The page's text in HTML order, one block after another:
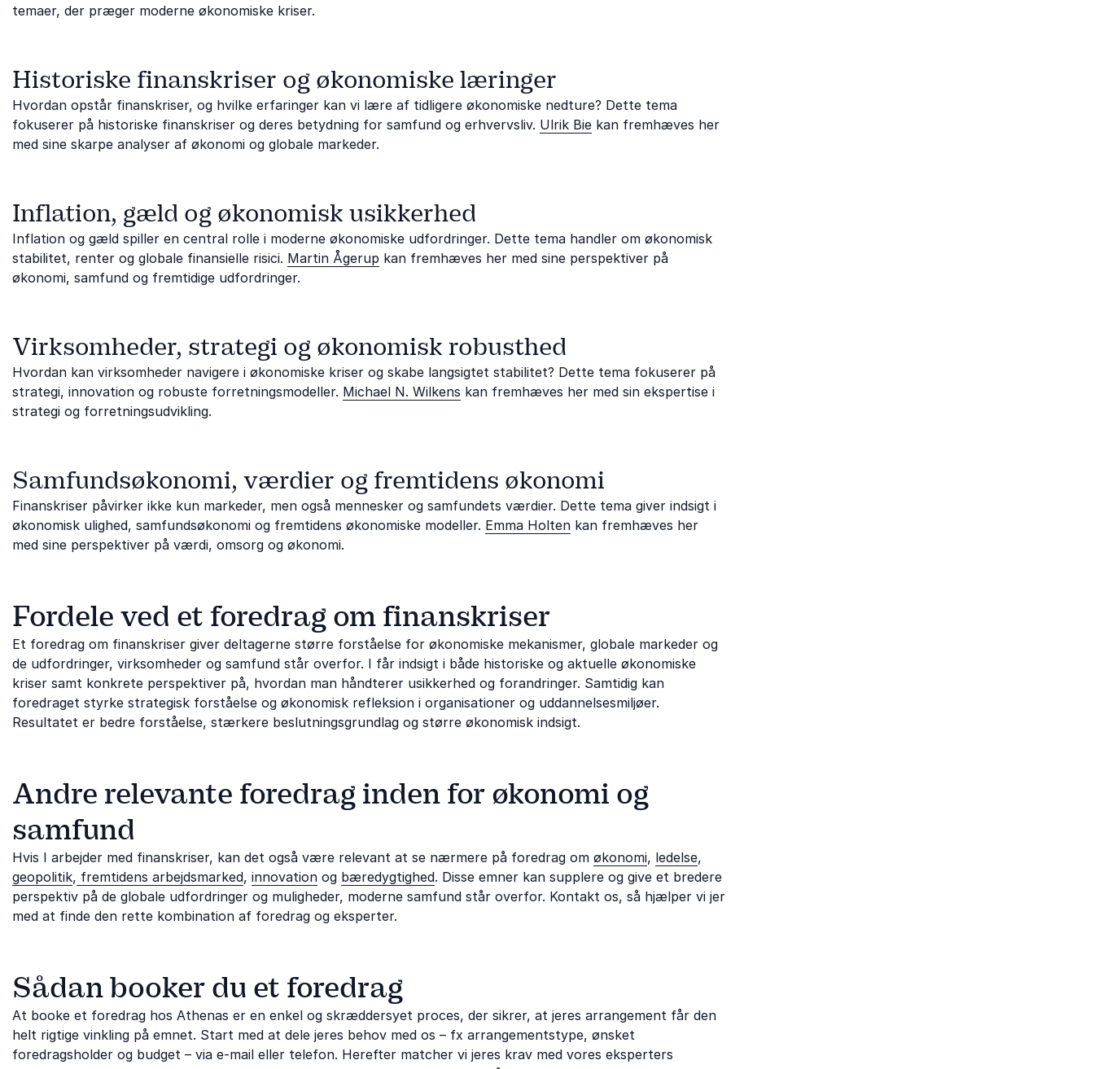
temaer, der præger moderne økonomiske kriser.
Historiske finanskriser og økonomiske læringer
Hvordan opstår finanskriser, og hvilke erfaringer kan vi lære af tidligere økonomiske nedture? Dette tema
fokuserer på historiske finanskriser og deres betydning for samfund og erhvervsliv. Ulrik Bie kan fremhæves her
med sine skarpe analyser af økonomi og globale markeder.
Inflation, gæld og økonomisk usikkerhed
Inflation og gæld spiller en central rolle i moderne økonomiske udfordringer. Dette tema handler om økonomisk
stabilitet, renter og globale finansielle risici. Martin Ågerup kan fremhæves her med sine perspektiver på
økonomi, samfund og fremtidige udfordringer.
Virksomheder, strategi og økonomisk robusthed
Hvordan kan virksomheder navigere i økonomiske kriser og skabe langsigtet stabilitet? Dette tema fokuserer på
strategi, innovation og robuste forretningsmodeller. Michael N. Wilkens kan fremhæves her med sin ekspertise i
strategi og forretningsudvikling.
Samfundsøkonomi, værdier og fremtidens økonomi
Finanskriser påvirker ikke kun markeder, men også mennesker og samfundets værdier. Dette tema giver indsigt i
økonomisk ulighed, samfundsøkonomi og fremtidens økonomiske modeller. Emma Holten kan fremhæves her
med sine perspektiver på værdi, omsorg og økonomi.
Fordele ved et foredrag om finanskriser
Et foredrag om finanskriser giver deltagerne større forståelse for økonomiske mekanismer, globale markeder og
de udfordringer, virksomheder og samfund står overfor. I får indsigt i både historiske og aktuelle økonomiske
kriser samt konkrete perspektiver på, hvordan man håndterer usikkerhed og forandringer. Samtidig kan
foredraget styrke strategisk forståelse og økonomisk refleksion i organisationer og uddannelsesmiljøer.
Resultatet er bedre forståelse, stærkere beslutningsgrundlag og større økonomisk indsigt.
Andre relevante foredrag inden for økonomi og
samfund
Hvis I arbejder med finanskriser, kan det også være relevant at se nærmere på foredrag om økonomi, ledelse,
geopolitik, fremtidens arbejdsmarked, innovation og bæredygtighed. Disse emner kan supplere og give et bredere
perspektiv på de globale udfordringer og muligheder, moderne samfund står overfor. Kontakt os, så hjælper vi jer
med at finde den rette kombination af foredrag og eksperter.
Sådan booker du et foredrag
At booke et foredrag hos Athenas er en enkel og skræddersyet proces, der sikrer, at jeres arrangement får den
helt rigtige vinkling på emnet. Start med at dele jeres behov med os – fx arrangementstype, ønsket
foredragsholder og budget – via e-mail eller telefon. Herefter matcher vi jeres krav med vores eksperters